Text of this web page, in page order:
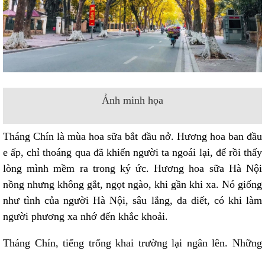
Ảnh minh họa
Tháng Chín là mùa hoa sữa bắt đầu nở. Hương hoa ban đầu
e ấp, chỉ thoáng qua đã khiến người ta ngoái lại, để rồi thấy
lòng mình mềm ra trong ký ức. Hương hoa sữa Hà Nội
nồng nhưng không gắt, ngọt ngào, khi gần khi xa. Nó giống
như tình của người Hà Nội, sâu lắng, da diết, có khi làm
người phương xa nhớ đến khắc khoải.
Tháng Chín, tiếng trống khai trường lại ngân lên. Những